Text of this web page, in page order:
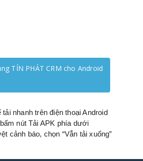
TÍN PHÁT CRM cho Android
tải nhanh trên điện thoại Android
nút Tải APK phía dưới
cảnh báo, chọn “Vẫn tải xuống”